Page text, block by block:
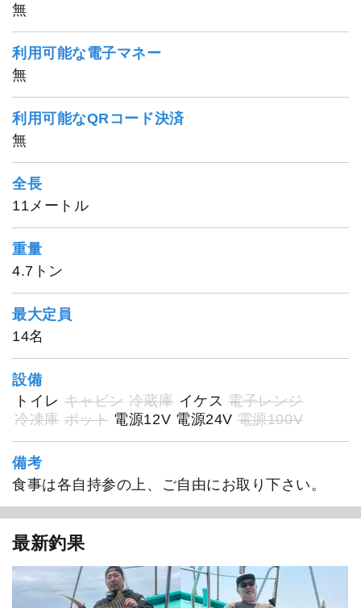
無
利用可能な電子マネー
無
利用可能なQRコード決済
無
全長
11メートル
重量
4.7トン
最大定員
14名
設備
トイレ キャビン 冷蔵庫 イケス 電子レンジ
冷凍庫 ポット 電源12V 電源24V 電源100V
備考
食事は各自持参の上、ご自由にお取り下さい。
最新釣果
哲夫丸